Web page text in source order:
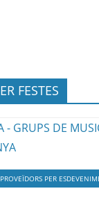
FESTES
PROVEÏDORS PER